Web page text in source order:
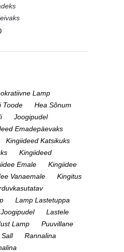
Lamp
Toode
Hea Sõnum
Joogipudel
Emadepäevaks
Kingiideed Katsikuks
Kingiideed
Emale
Kingiidee
Vanaemale
Kingitus
Lamp Lastetuppa
Lastele
Lamp
Puuvillane
Rannalina